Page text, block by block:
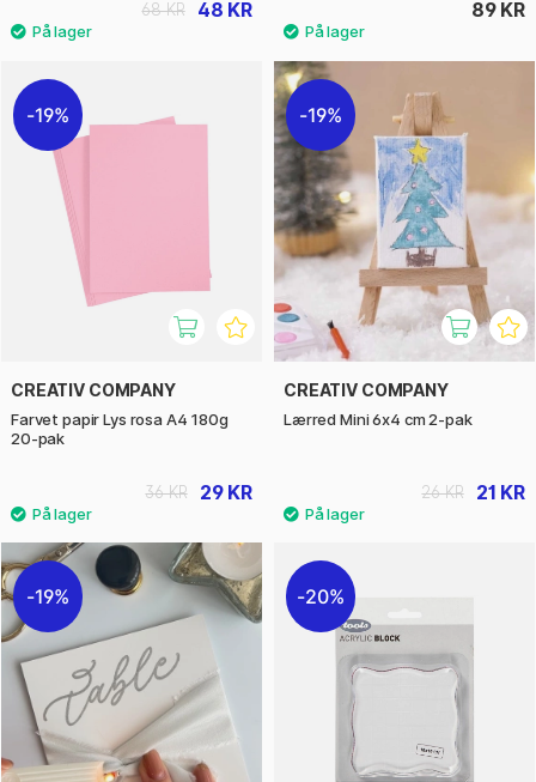
48 KR
68 KR 89 KR
19%
CREATIV COMPANY
Farvet papir Lys rosa A4 180g
20-pak
29 KR
36 KR
19%
CREATIV COMPANY
Lærred Mini 6x4 cm 2-pak
21 KR
26 KR
19% 20%